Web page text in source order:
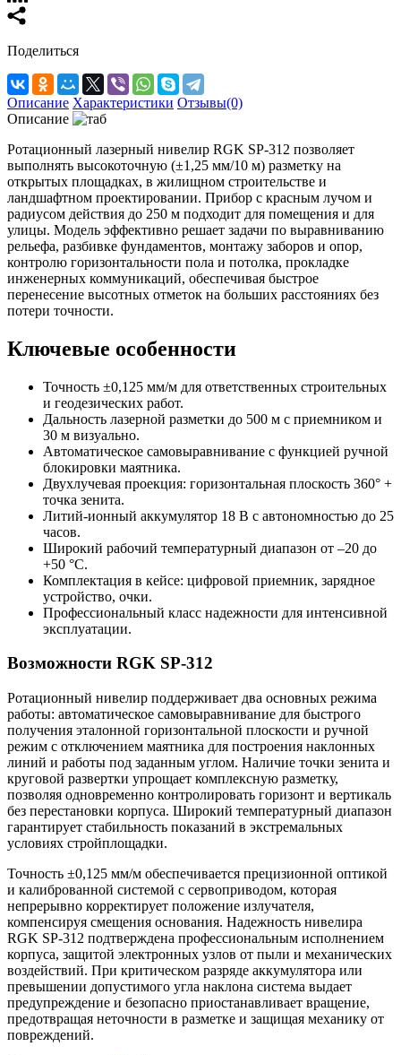
Поделиться
Описание Характеристики Отзывы(0)
Описание
Ротационный лазерный нивелир RGK SP-312 позволяет
выполнять высокоточную (±1,25 мм/10 м) разметку на
открытых площадках, в жилищном строительстве и
ландшафтном проектировании. Прибор с красным лучом и
радиусом действия до 250 м подходит для помещения и для
улицы. Модель эффективно решает задачи по выравниванию
рельефа, разбивке фундаментов, монтажу заборов и опор,
контролю горизонтальности пола и потолка, прокладке
инженерных коммуникаций, обеспечивая быстрое
перенесение высотных отметок на больших расстояниях без
потери точности.
Ключевые особенности
Точность ±0,125 мм/м для ответственных строительных
и геодезических работ.
Дальность лазерной разметки до 500 м с приемником и
30 м визуально.
Автоматическое самовыравнивание с функцией ручной
блокировки маятника.
Двухлучевая проекция: горизонтальная плоскость 360° +
точка зенита.
Литий-ионный аккумулятор 18 В с автономностью до 25
часов.
Широкий рабочий температурный диапазон от –20 до
+50 °С.
Комплектация в кейсе: цифровой приемник, зарядное
устройство, очки.
Профессиональный класс надежности для интенсивной
эксплуатации.
Возможности RGK SP-312
Ротационный нивелир поддерживает два основных режима
работы: автоматическое самовыравнивание для быстрого
получения эталонной горизонтальной плоскости и ручной
режим с отключением маятника для построения наклонных
линий и работы под заданным углом. Наличие точки зенита и
круговой развертки упрощает комплексную разметку,
позволяя одновременно контролировать горизонт и вертикаль
без перестановки корпуса. Широкий температурный диапазон
гарантирует стабильность показаний в экстремальных
условиях стройплощадки.
Точность ±0,125 мм/м обеспечивается прецизионной оптикой
и калиброванной системой с сервоприводом, которая
непрерывно корректирует положение излучателя,
компенсируя смещения основания. Надежность нивелира
RGK SP-312 подтверждена профессиональным исполнением
корпуса, защитой электронных узлов от пыли и механических
воздействий. При критическом разряде аккумулятора или
превышении допустимого угла наклона система выдает
предупреждение и безопасно приостанавливает вращение,
предотвращая неточности в разметке и защищая механику от
повреждений.